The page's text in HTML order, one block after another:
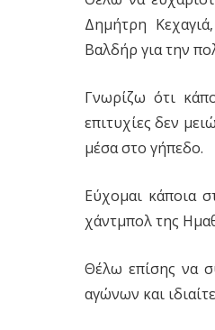
Δημήτρη
Βαλδήρ για την
Γνωρίζω ότι
επιτυχίες δεν
μέσα στο γήπεδο.
Εύχομαι κάποια
χάντμπολ της
Θέλω επίσης να
αγώνων και